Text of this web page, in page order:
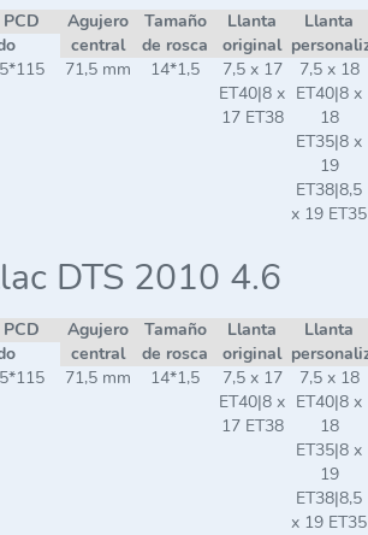
PCD
Agujero
central
Tamaño
de rosca
Llanta
original
Llanta
5*115 71,5 mm 14*1,5
7,5 x 17
ET40|8 x
17 ET38
7,5 x 18
ET40|8 x
18
ET35|8 x
19
ET38|8,5
x 19 ET35
DTS 2010 4.6
PCD
Agujero
central
Tamaño
de rosca
Llanta
original
Llanta
5*115 71,5 mm 14*1,5
7,5 x 17
ET40|8 x
17 ET38
7,5 x 18
ET40|8 x
18
ET35|8 x
19
ET38|8,5
x 19 ET35